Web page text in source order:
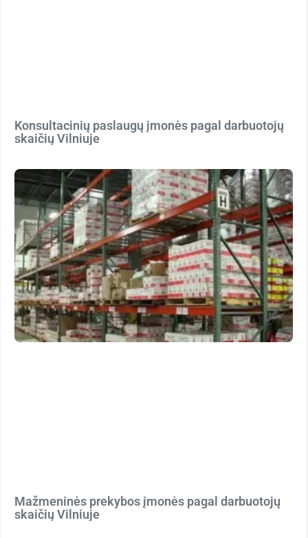
Konsultacinių paslaugų įmonės pagal darbuotojų
skaičių Vilniuje
Mažmeninės prekybos įmonės pagal darbuotojų
skaičių Vilniuje